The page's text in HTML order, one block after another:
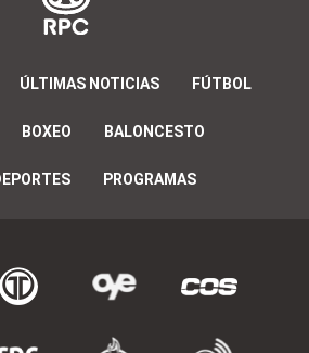
ÚLTIMAS NOTICIAS FÚTBOL
BOXEO BALONCESTO
PROGRAMAS